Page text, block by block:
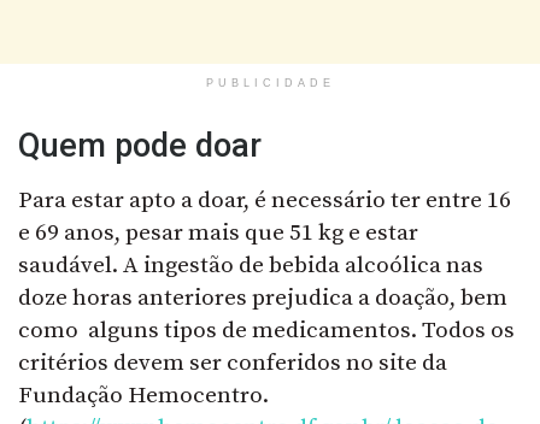
PUBLICIDADE
Quem pode doar
Para estar apto a doar, é necessário ter entre 16
e 69 anos, pesar mais que 51 kg e estar
saudável. A ingestão de bebida alcoólica nas
doze horas anteriores prejudica a doação, bem
como alguns tipos de medicamentos. Todos os
critérios devem ser conferidos no site da
Fundação Hemocentro.